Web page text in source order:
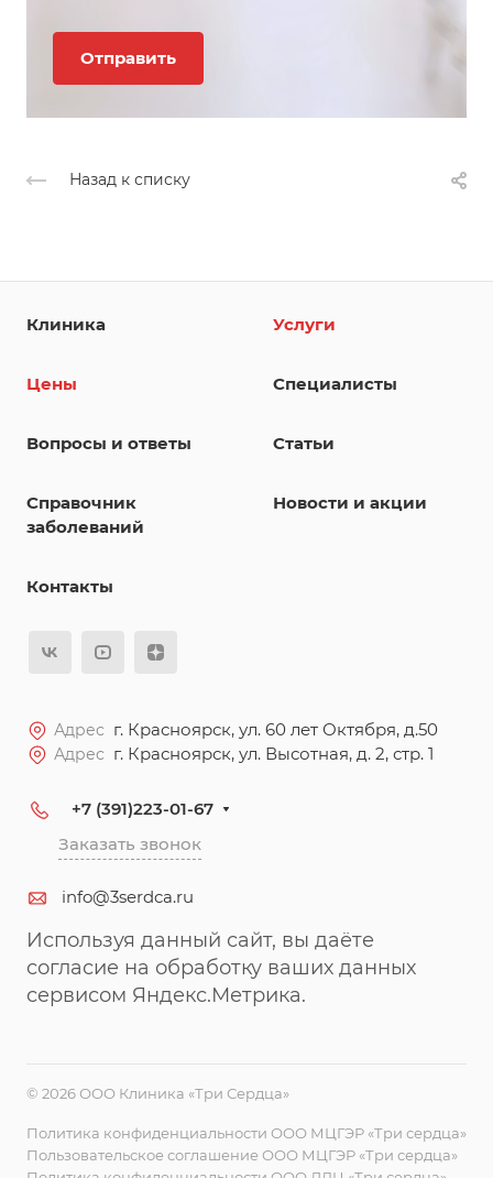
Назад к списку
Клиника Услуги
Цены Специалисты
Вопросы и ответы Статьи
Справочник
заболеваний
Новости и акции
Контакты
Адрес г. Красноярск, ул. 60 лет Октября, д.50
Адрес г. Красноярск, ул. Высотная, д. 2, стр. 1
+7 (391)223-01-67
Заказать звонок
info@3serdca.ru
Используя данный сайт, вы даёте
согласие на обработку ваших данных
сервисом Яндекс.Метрика.
© 2026 ООО Клиника «Три Сердца»
Политика конфиденциальности ООО МЦГЭР «Три сердца»
Пользовательское соглашение ООО МЦГЭР «Три сердца»